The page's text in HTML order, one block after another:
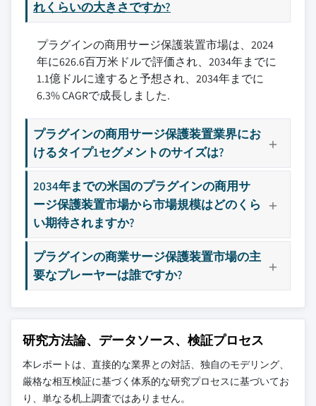
7.3.1 ドイツ
7.3.2 フランス
7.3.3 ロシア
7.3.4 英国
7.3.5 イタリア
7.3.6 スペイン
7.3.7 オランダ
7.3.8 オーストリア
7.4 アジア太平洋
7.4.1 中国
7.4.2 日本
7.4.3 韓国
7.4.4 インド
7.4.5 オーストラリア
7.4.6 &; ニュージーランド
7.4.8 インドネシア
7.5 中東・アフリカ
7.5.1 サウジアラビア
7.5.2 アラブ首長国連邦
7.5.3 カタール
8.5 Havells India
8.6 ハベル
8.7 インフィニオン・テクノロジーズ
8.8 JMV
8.9 ルグラン
8.10 レビトン・マニュファクチャリング
8.11 マキシボルト
8.12 フェニックス・コンタクト
8.14 シグニファイ・ホールディング
8.15 ソコメック
8.16 ワイドミュラー・エレクトロニクス・イン
ディア
8.17 温州創捷避雷電気
8.18 温州万来電気
主要な競合他社が見当たりませんか？
このレポートに掲載されている企業は厳選さ
れたものであり、競合全体を網羅するもので
はありません。
れくらいの大きさですか?
プラグインの商用サージ保護装置市場は、2024
年に626.6百万米ドルで評価され、2034年までに
1.1億ドルに達すると予想され、2034年までに
6.3% CAGRで成長しました.
プラグインの商用サージ保護装置業界にお
けるタイプ1セグメントのサイズは?
2034年までの米国のプラグインの商用サ
ージ保護装置市場から市場規模はどのくら
い期待されますか?
プラグインの商業サージ保護装置市場の主
要なプレーヤーは誰ですか?
研究方法論、データソース、検証プロセス
本レポートは、直接的な業界との対話、独自のモデリング、
厳格な相互検証に基づく体系的な研究プロセスに基づいてお
り、単なる机上調査ではありません。